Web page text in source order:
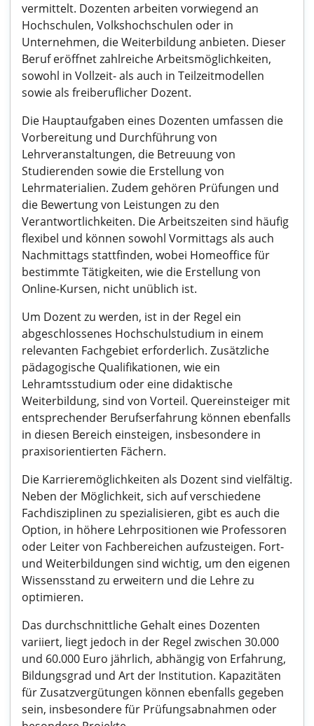
vermittelt. Dozenten arbeiten vorwiegend an
Hochschulen, Volkshochschulen oder in
Unternehmen, die Weiterbildung anbieten. Dieser
Beruf eröffnet zahlreiche Arbeitsmöglichkeiten,
sowohl in Vollzeit- als auch in Teilzeitmodellen
sowie als freiberuflicher Dozent.
Die Hauptaufgaben eines Dozenten umfassen die
Vorbereitung und Durchführung von
Lehrveranstaltungen, die Betreuung von
Studierenden sowie die Erstellung von
Lehrmaterialien. Zudem gehören Prüfungen und
die Bewertung von Leistungen zu den
Verantwortlichkeiten. Die Arbeitszeiten sind häufig
flexibel und können sowohl Vormittags als auch
Nachmittags stattfinden, wobei Homeoffice für
bestimmte Tätigkeiten, wie die Erstellung von
Online-Kursen, nicht unüblich ist.
Um Dozent zu werden, ist in der Regel ein
abgeschlossenes Hochschulstudium in einem
relevanten Fachgebiet erforderlich. Zusätzliche
pädagogische Qualifikationen, wie ein
Lehramtsstudium oder eine didaktische
Weiterbildung, sind von Vorteil. Quereinsteiger mit
entsprechender Berufserfahrung können ebenfalls
in diesen Bereich einsteigen, insbesondere in
praxisorientierten Fächern.
Die Karrieremöglichkeiten als Dozent sind vielfältig.
Neben der Möglichkeit, sich auf verschiedene
Fachdisziplinen zu spezialisieren, gibt es auch die
Option, in höhere Lehrpositionen wie Professoren
oder Leiter von Fachbereichen aufzusteigen. Fort-
und Weiterbildungen sind wichtig, um den eigenen
Wissensstand zu erweitern und die Lehre zu
optimieren.
Das durchschnittliche Gehalt eines Dozenten
variiert, liegt jedoch in der Regel zwischen 30.000
und 60.000 Euro jährlich, abhängig von Erfahrung,
Bildungsgrad und Art der Institution. Kapazitäten
für Zusatzvergütungen können ebenfalls gegeben
sein, insbesondere für Prüfungsabnahmen oder